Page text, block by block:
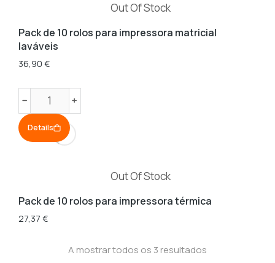
para
impressora
matricial
Out Of Stock
Pack de 10 rolos para impressora matricial
laváveis
36,90 €
Quantidade
de
Pack
para
impressora
﹣ ﹢
Details
Out Of Stock
Pack de 10 rolos para impressora térmica
27,37 €
A mostrar todos os 3 resultados